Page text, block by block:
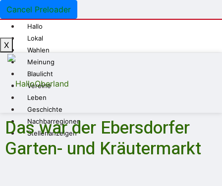
Cancel Preloader
Hallo
Lokal
Wahlen
Meinung
Blaulicht
Vereine
Leben
Geschichte
Nachbarregionen
Stellenanzeigen
X
Das war der Ebersdorfer
Garten- und Kräutermarkt